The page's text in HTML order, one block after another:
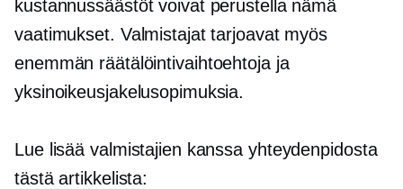
kustannussäästöt voivat perustella nämä
vaatimukset. Valmistajat tarjoavat myös
enemmän räätälöintivaihtoehtoja ja
yksinoikeusjakelusopimuksia.
Lue lisää valmistajien kanssa yhteydenpidosta
tästä artikkelista: